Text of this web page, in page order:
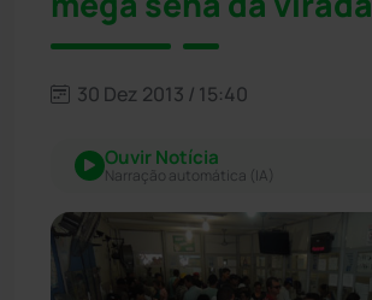
30 Dez 2013 / 15:40
Ouvir Notícia
Narração automática (IA)